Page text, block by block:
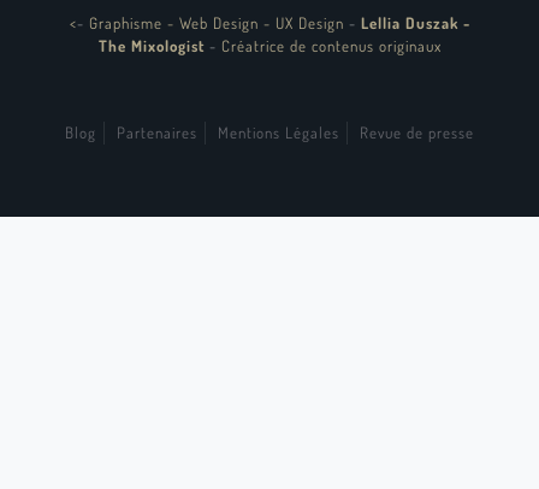
<- Graphisme - Web Design - UX Design - Lellia Duszak -
The Mixologist - Créatrice de contenus originaux
Blog Partenaires Mentions Légales Revue de presse